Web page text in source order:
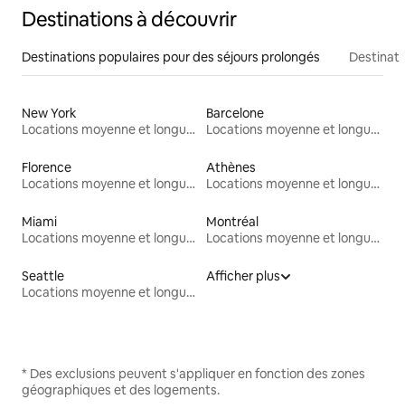
Destinations à découvrir
Destinations populaires pour des séjours prolongés
New York
Locations moyenne et longue durée
Barcelone
Locations moyenne et longue durée
Florence
Locations moyenne et longue durée
Athènes
Locations moyenne et longue durée
Miami
Locations moyenne et longue durée
Montréal
Locations moyenne et longue durée
Seattle
Locations moyenne et longue durée
Afficher plus
* Des exclusions peuvent s'appliquer en fonction des zones
géographiques et des logements.